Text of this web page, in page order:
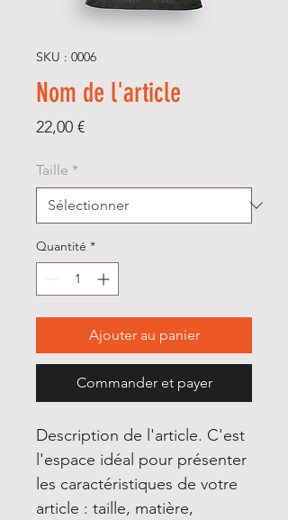
SKU : 0006
Nom de l'article
22,00 €Prix
Taille *
Quantité *
Ajouter au panier
Commander et payer
Description de l'article. C'est
l'espace idéal pour présenter
les caractéristiques de votre
article : taille, matière,